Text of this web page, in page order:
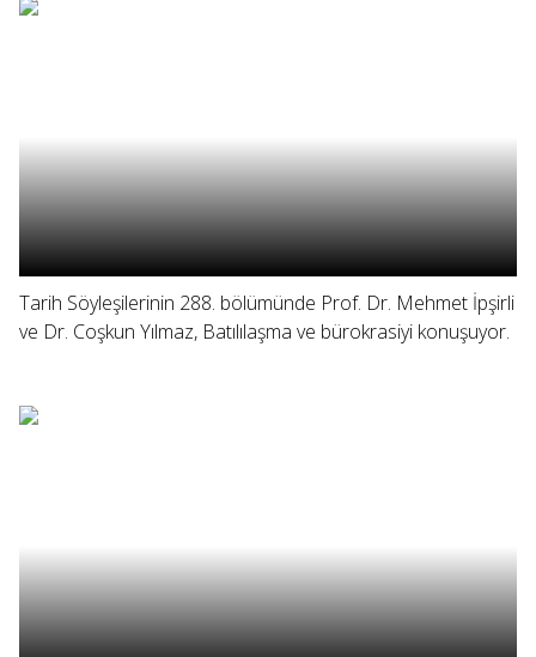
Tarih Söyleşilerinin 288. bölümünde Prof. Dr. Mehmet İpşirli
ve Dr. Coşkun Yılmaz, Batılılaşma ve bürokrasiyi konuşuyor.